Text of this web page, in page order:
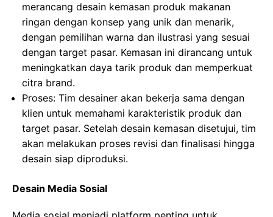
merancang desain kemasan produk makanan
ringan dengan konsep yang unik dan menarik,
dengan pemilihan warna dan ilustrasi yang sesuai
dengan target pasar. Kemasan ini dirancang untuk
meningkatkan daya tarik produk dan memperkuat
citra brand.
Proses: Tim desainer akan bekerja sama dengan
klien untuk memahami karakteristik produk dan
target pasar. Setelah desain kemasan disetujui, tim
akan melakukan proses revisi dan finalisasi hingga
desain siap diproduksi.
Desain Media Sosial